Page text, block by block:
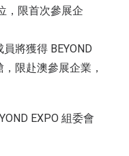
，限首次參展企
將獲得 BEYOND
限赴澳參展企業，
EXPO 組委會